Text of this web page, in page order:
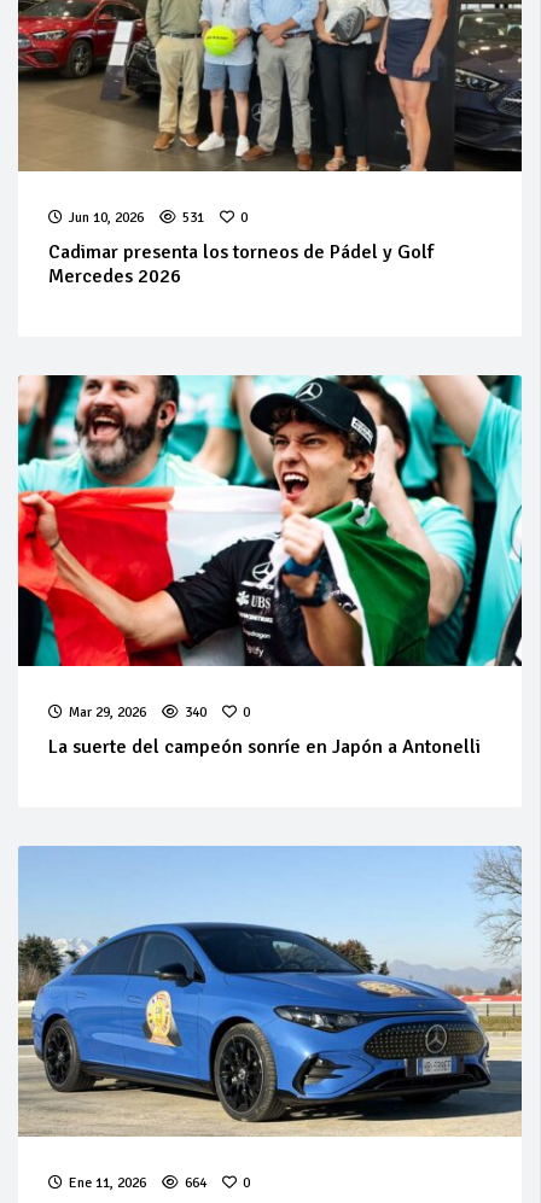
Jun 10, 2026 531 0
Cadimar presenta los torneos de Pádel y Golf
Mercedes 2026
Mar 29, 2026 340 0
La suerte del campeón sonríe en Japón a Antonelli
Ene 11, 2026 664 0